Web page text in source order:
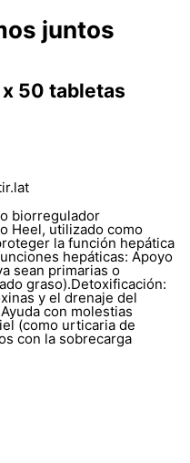
juntos
50 tabletas
biorregulador
Heel, utilizado como
la función hepática
hepáticas: Apoyo
sean primarias o
graso).Detoxificación:
y el drenaje del
con molestias
(como urticaria de
con la sobrecarga